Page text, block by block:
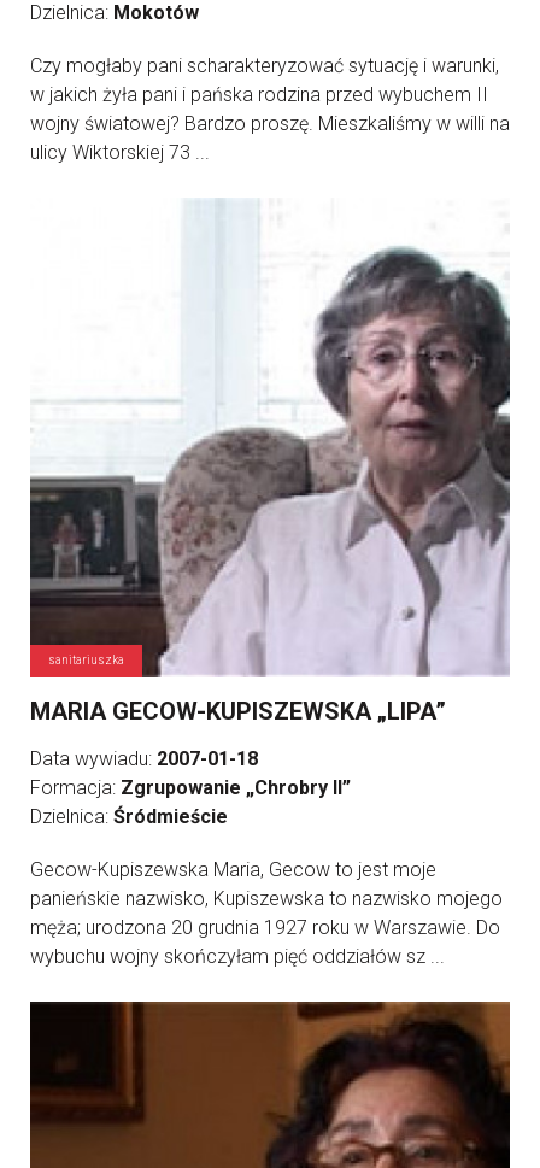
Dzielnica: Mokotów
Czy mogłaby pani scharakteryzować sytuację i warunki,
w jakich żyła pani i pańska rodzina przed wybuchem II
wojny światowej? Bardzo proszę. Mieszkaliśmy w willi na
ulicy Wiktorskiej 73 ...
sanitariuszka
MARIA GECOW-KUPISZEWSKA „LIPA”
Data wywiadu: 2007-01-18
Formacja: Zgrupowanie „Chrobry II”
Dzielnica: Śródmieście
Gecow-Kupiszewska Maria, Gecow to jest moje
panieńskie nazwisko, Kupiszewska to nazwisko mojego
męża; urodzona 20 grudnia 1927 roku w Warszawie. Do
wybuchu wojny skończyłam pięć oddziałów sz ...